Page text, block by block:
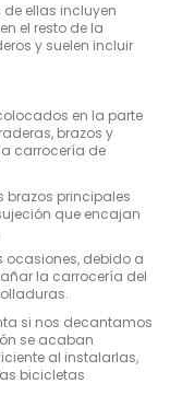
ellas incluyen
el resto de la
y suelen incluir
en la parte
brazos y
carrocería de
brazos principales
que encajan
ocasiones, debido a
la carrocería del
si nos decantamos
se acaban
al instalarlas,
bicicletas